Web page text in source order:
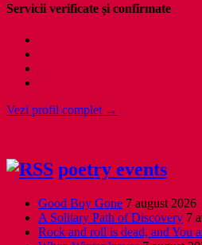
Servicii verificate și confirmate
Vezi profil complet →
poetry events
Good Boy Gone 7 august 2026
A Solitary Path of Discovery 7
Rock and roll is dead, and You